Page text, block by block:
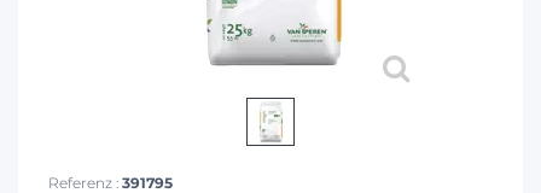
Referenz : 391795